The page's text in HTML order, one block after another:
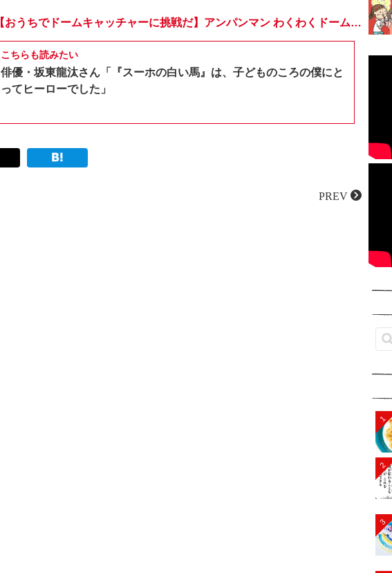
【おうちでドームキャッチャーに挑戦だ】アンパンマン わくわくドームキャッチャー
こちらも読みたい
俳優・坂東龍汰さん「『スーホの白い馬』は、子どものころの僕にと
ってヒーローでした」
PREV
1
2
3